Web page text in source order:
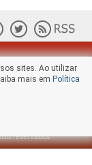
reservados.
sites. Ao utilizar
mais em Política